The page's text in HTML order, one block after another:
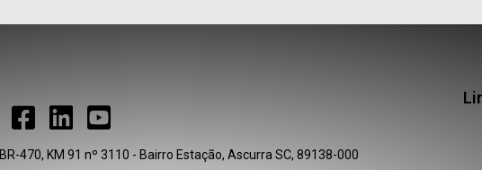
BR-470, KM 91 nº 3110 - Bairro Estação, Ascurra SC, 89138-000